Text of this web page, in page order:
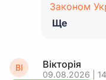
Законом
Ще
ВІ Вікторія
09.08.2026 |